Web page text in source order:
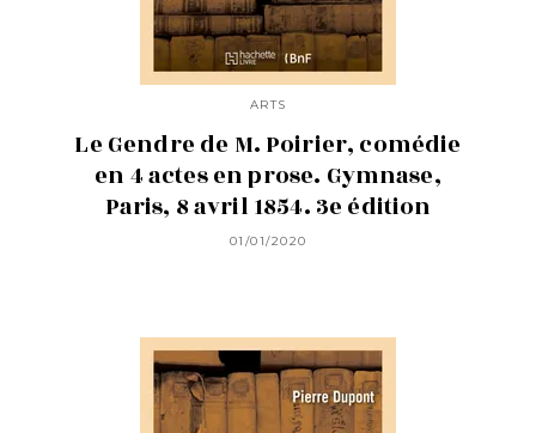
ARTS
Le Gendre de M. Poirier, comédie
en 4 actes en prose. Gymnase,
Paris, 8 avril 1854. 3e édition
01/01/2020